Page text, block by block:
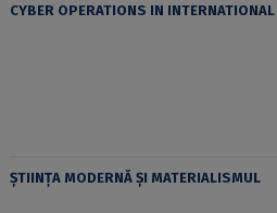
CYBER OPERATIONS IN
ȘTIINȚA MODERNĂ ȘI MATERIALISMUL